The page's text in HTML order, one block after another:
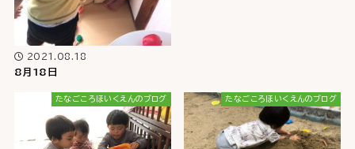
2021.08.18
8月18日
たなごころほいくえんのブログ たなごころほいくえんのブログ